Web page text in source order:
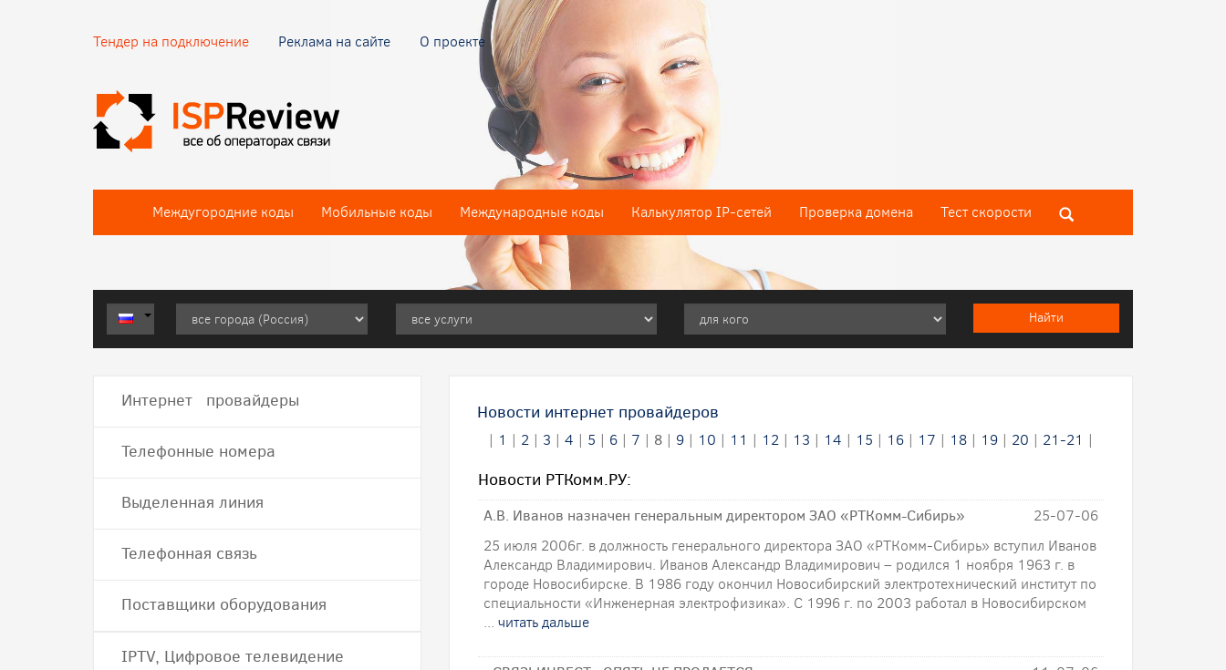
Тендер на подключение Реклама на сайте О проекте
Междугородние коды Мобильные коды Международные коды Калькулятор IP-сетей Проверка домена Тест скороcти
Новости интернет провайдеров
| 1 | 2 | 3 | 4 | 5 | 6 | 7 | 8 | 9 | 10 | 11 | 12 | 13 | 14 | 15 | 16 | 17 | 18 | 19 | 20 | 21-21 |
Новости РТКомм.РУ:
А.В. Иванов назначен генеральным директором ЗАО «РТКомм-Сибирь»
25-07-06
25 июля 2006г. в должность генерального директора ЗАО «РТКомм-Сибирь» вступил Иванов
Александр Владимирович. Иванов Александр Владимирович – родился 1 ноября 1963 г. в
городе Новосибирске. В 1986 году окончил Новосибирский электротехнический институт по
специальности «Инженерная электрофизика». С 1996 г. по 2003 работал в Новосибирском
... читать дальше
Интернет провайдеры
Телефонные номера
Выделенная линия
Телефонная связь
Поставщики оборудования
IPTV, Цифровое телевидение